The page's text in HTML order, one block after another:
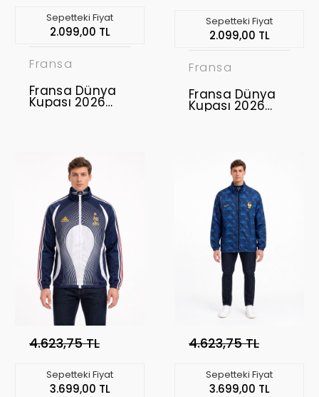
Sepetteki Fiyat
2.099,00 TL
Fransa
Fransa Dünya
Kupası 2026
Çocuk Forma &
Sepetteki Fiyat
2.099,00 TL
Fransa
Fransa Dünya
Kupası 2026
Çocuk Forma &
4.623,75 TL
Sepetteki Fiyat
3.699,00 TL
4.623,75 TL
Sepetteki Fiyat
3.699,00 TL